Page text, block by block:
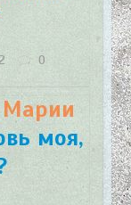
0
Марии
моя,